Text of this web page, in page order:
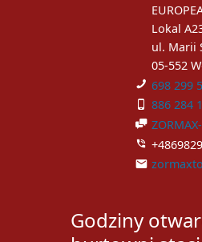
EUROPEAN
Lokal
ul. Marii
05-552
698 299
886 284
Godziny